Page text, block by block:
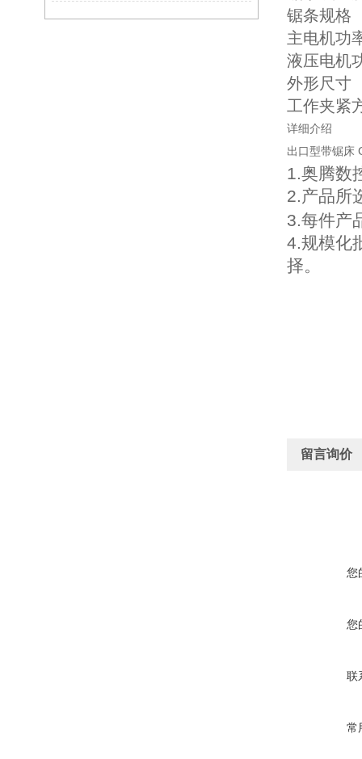
锯条规
主电机
液压电
外形尺
工作夹紧
详细介绍
出口型带锯床
1.奥腾数
2.产品所
3.每件产
4.规模化
择。
留言询价
您
您
联
常